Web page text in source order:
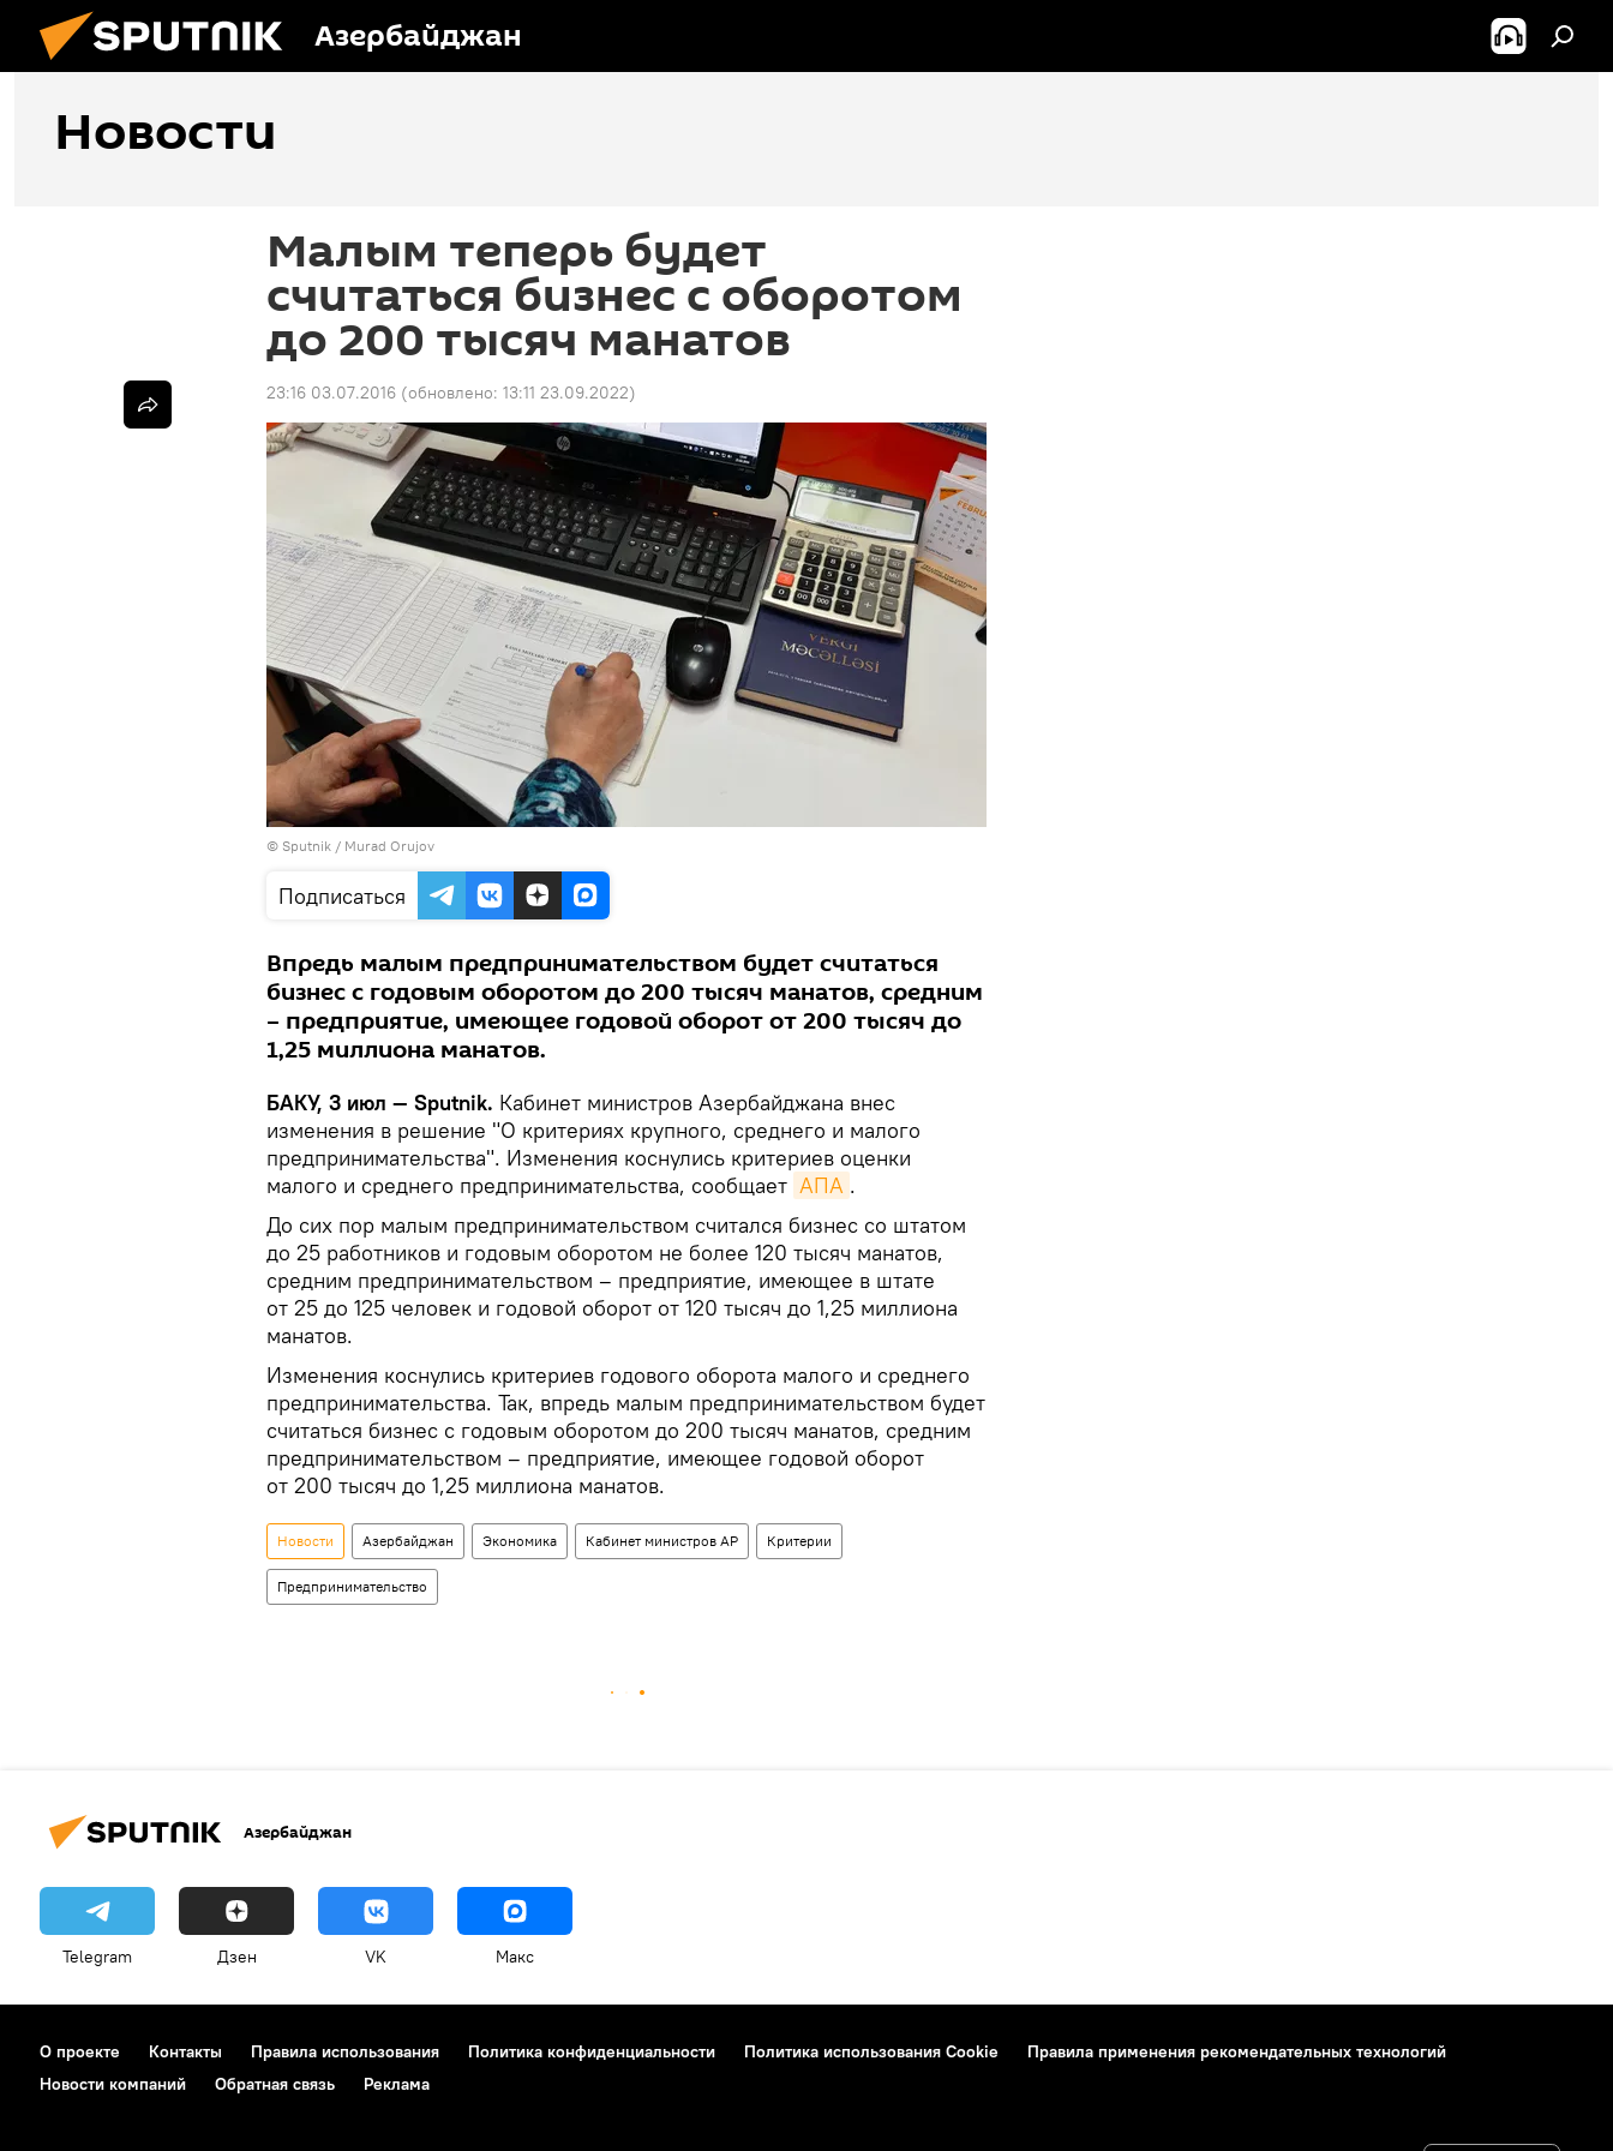
Азербайджан
Новости
Малым теперь будет
считаться бизнес с оборотом
до 200 тысяч манатов
23:16 03.07.2016 (обновлено: 13:11 23.09.2022)
© Sputnik / Murad Orujov
Подписаться
Впредь малым предпринимательством будет считаться
бизнес с годовым оборотом до 200 тысяч манатов, средним
– предприятие, имеющее годовой оборот от 200 тысяч до
1,25 миллиона манатов.
БАКУ, 3 июл — Sputnik. Кабинет министров Азербайджана внес
изменения в решение "О критериях крупного, среднего и малого
предпринимательства". Изменения коснулись критериев оценки
малого и среднего предпринимательства, сообщает АПА .
До сих пор малым предпринимательством считался бизнес со штатом
до 25 работников и годовым оборотом не более 120 тысяч манатов,
средним предпринимательством – предприятие, имеющее в штате
от 25 до 125 человек и годовой оборот от 120 тысяч до 1,25 миллиона
манатов.
Изменения коснулись критериев годового оборота малого и среднего
предпринимательства. Так, впредь малым предпринимательством будет
считаться бизнес с годовым оборотом до 200 тысяч манатов, средним
предпринимательством – предприятие, имеющее годовой оборот
от 200 тысяч до 1,25 миллиона манатов.
Новости Азербайджан Экономика Кабинет министров АР Критерии
Предпринимательство
Азербайджан
Telegram Дзен VK Макс
О проекте Контакты Правила использования Политика конфиденциальности Политика использования Cookie
Правила применения рекомендательных технологий
Новости компаний
Обратная связь Реклама